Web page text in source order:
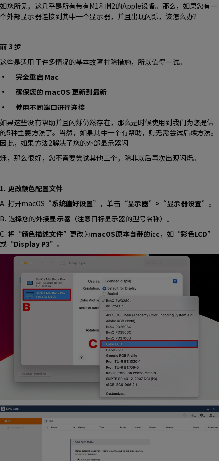
如您所见，这几乎是所有带有M1和M2的Apple设备。那么，如果您有一
个外部显示器连接到其中一个显示器，并且出现闪烁，该怎么办？
前 3 步
这些是适用于许多情况的基本故障排除措施，所以值得一试。
• 完全重启 Mac
• 确保您的 macOS 更新到最新
• 使用不同端口进行连接
如果这些没有帮助并且闪烁仍然存在，那么是时候使用到我们为您提供
的5种主要方法了。当然，如果其中一个有帮助，则无需尝试后续方法。
因此，如果方法2解决了您的外部显示器闪
烁，那么很好，您不需要尝试其他三个，除非以后再次出现闪烁。
1. 更改颜色配置文件
A. 打开macOS“系统偏好设置”，单击“显示器”>“显示器设置” 。
B. 选择您的外接显示器（注意目标显示器的型号名称）。
C. 将“颜色描述文件”更改为macOS原本自带的icc ，如“彩色LCD”
或“Display P3”。